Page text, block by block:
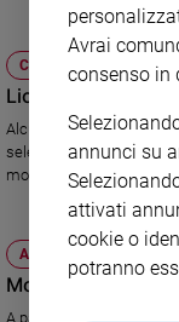
Famiglia
educazione
Genitori
Nonni
Coppia
Scuola
CULTURA E
Liceali in
Alcune ragazze dello
selezionate come
moda a Milano. Con
ATTUALITÀ
Moda giovani, non
A partire dal successo
Avrai
consenso in
annunci su
attivati
cookie o
potranno